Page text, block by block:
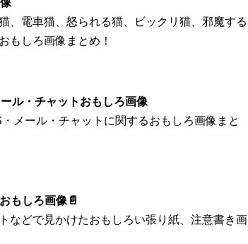
、電車猫、怒られる猫、ビックリ猫、邪魔する
もしろ画像まとめ！
ル・チャットおもしろ画像
メール・チャットに関するおもしろ画像まと
もしろ画像📄
などで見かけたおもしろい張り紙、注意書き画